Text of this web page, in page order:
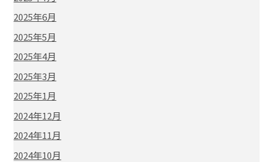
2025年6月
2025年5月
2025年4月
2025年3月
2025年1月
2024年12月
2024年11月
2024年10月